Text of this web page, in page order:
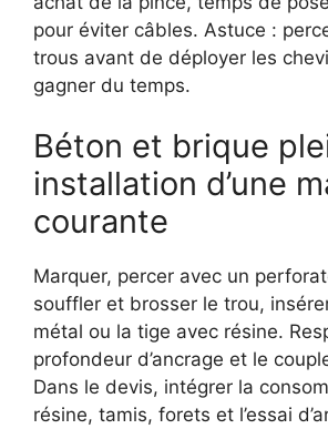
pour éviter câbles. Astuce :
trous avant de déployer les
gagner du temps.
Béton et brique
installation d’une
courante
Marquer, percer avec un
souffler et brosser le trou,
métal ou la tige avec résine.
profondeur d’ancrage et le
Dans le devis, intégrer la
résine, tamis, forets et l’essai